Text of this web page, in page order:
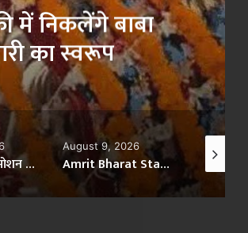
पर समाधान, विशेष
Amrit Bharat Station Scheme: 20 करोड़ से चमका शिवपुरी रेलवे स्टेशन, एयरपोर्ट जैसी हाईटेक सुविधाओं से हुआ लैस
August 9, 2026
श्रावण में महाकाल नगरी हुई शिवमय, 8 दिन में 29 लाख से ज्यादा भक्तों ने किए दर्शन
×